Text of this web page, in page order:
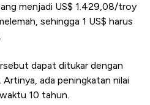
menjadi US$ 1.429,08/troy
sehingga 1 US$ harus
dapat ditukar dengan
. Artinya, ada peningkatan nilai
10 tahun.